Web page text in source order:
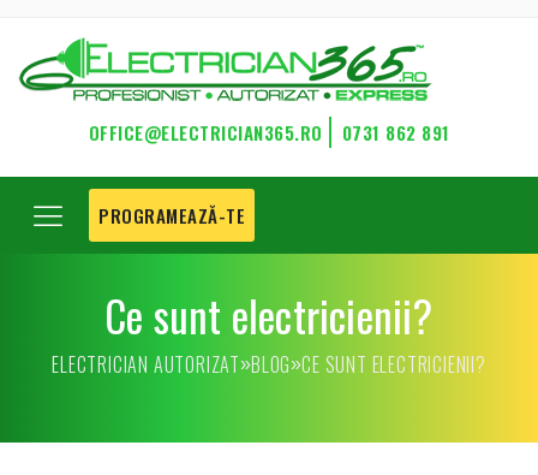
OFFICE@ELECTRICIAN365.RO 0731 862 891
PROGRAMEAZĂ-TE
Ce sunt electricienii?
ELECTRICIAN AUTORIZAT»BLOG»CE SUNT ELECTRICIENII?